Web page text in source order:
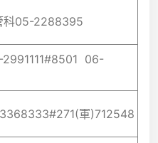
科05-2288395
2991111#8501 06-
軍)712548